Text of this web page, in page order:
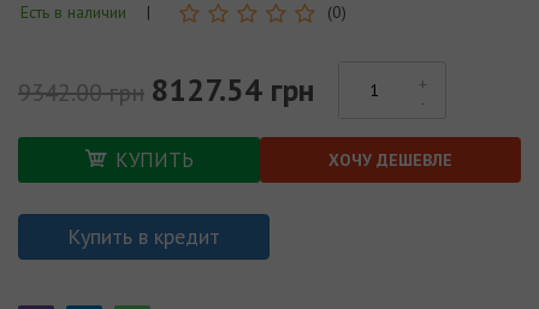
Есть в наличии
| (0)
9342.00 грн 8127.54 грн
КУПИТЬ ХОЧУ ДЕШЕВЛЕ
Купить в кредит